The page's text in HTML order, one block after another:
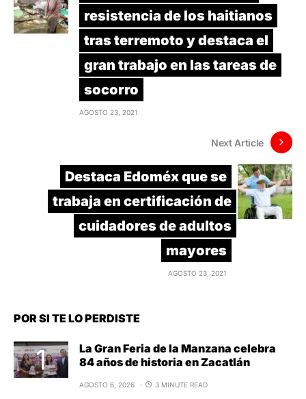
resistencia de los haitianos
tras terremoto y destaca el
gran trabajo en las tareas de
socorro
AGOSTO 23, 2021
Next Article
Destaca Edoméx que se
trabaja en certificación de
cuidadores de adultos
mayores
AGOSTO 23, 2021
POR SI TE LO PERDISTE
La Gran Feria de la Manzana celebra
84 años de historia en Zacatlán
AGOSTO 6, 2026 3 MINUTE READ